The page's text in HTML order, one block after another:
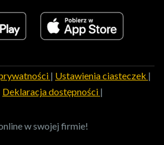
| Ustawienia ciasteczek |
Deklaracja dostępności |
w swojej firmie!